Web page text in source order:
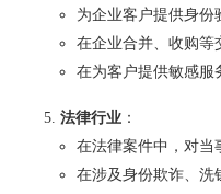
为企业客户提供身份
在企业合并、收购等
在为客户提供敏感服
法律行业 ：
在法律案件中，对当
在涉及身份欺诈、洗